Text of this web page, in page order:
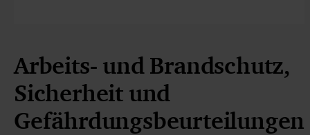
Arbeits- und Brandschutz,
Sicherheit und
Gefährdungsbeurteilungen